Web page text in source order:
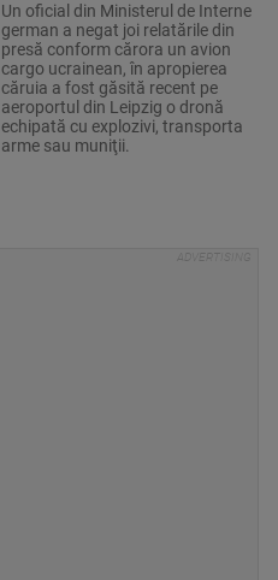
Un oficial din Ministerul de Interne
german a negat joi relatările din
presă conform cărora un avion
cargo ucrainean, în apropierea
căruia a fost găsită recent pe
aeroportul din Leipzig o dronă
echipată cu explozivi, transporta
arme sau muniţii.